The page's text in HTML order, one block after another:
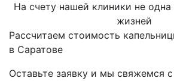
На счету нашей клиники не одна
жизней
Рассчитаем стоимость
в Саратове
Оставьте заявку и мы свяжемся